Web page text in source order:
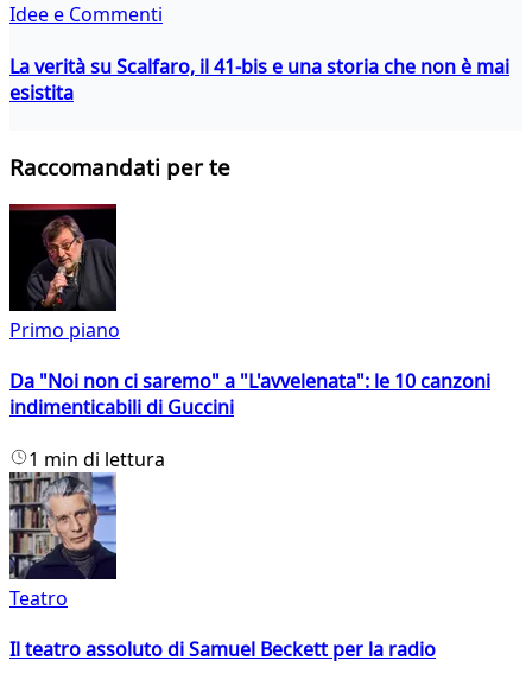
Idee e Commenti
La verità su Scalfaro, il 41-bis e una storia che non è mai
esistita
Raccomandati per te
Primo piano
Da "Noi non ci saremo" a "L'avvelenata": le 10 canzoni
indimenticabili di Guccini
1 min di lettura
Teatro
Il teatro assoluto di Samuel Beckett per la radio